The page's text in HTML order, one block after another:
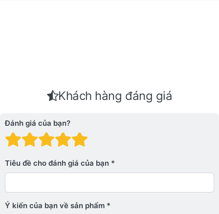
Khách hàng đáng giá
Đánh giá của bạn?
Đánh giá: 4 trên 5
Đánh giá: 3 trên 5 sao.
Đánh giá: 2 trên 5 sao.
Đánh giá: 1 trên 5 sao. Xấu
Tiêu đề cho đánh giá của bạn
Ý kiến ​​của bạn về sản phẩm